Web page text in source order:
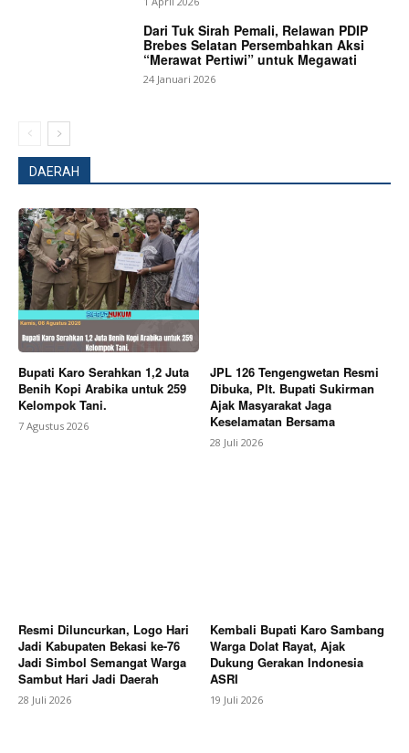
SUBSCRIBE NOW
Company
About
Contact us
Subscription Plans
My account
Bagikan Artikel
Berita Lainnya Pemkab Karo Sambangi Warga
Kecamatan Kutabuluh Gotong Royong Dan Serahkan
Berbagai Bantuan
Dari Tuk Sirah Pemali, Relawan PDIP
Brebes Selatan Persembahkan Aksi
“Merawat Pertiwi” untuk Megawati
24 Januari 2026
DAERAH
Bupati Karo Serahkan 1,2 Juta
Benih Kopi Arabika untuk 259
Kelompok Tani.
7 Agustus 2026
JPL 126 Tengengwetan Resmi
Dibuka, Plt. Bupati Sukirman
Ajak Masyarakat Jaga
Keselamatan Bersama
28 Juli 2026
Resmi Diluncurkan, Logo Hari
Jadi Kabupaten Bekasi ke-76
Jadi Simbol Semangat Warga
Sambut Hari Jadi Daerah
28 Juli 2026
Kembali Bupati Karo Sambang
Warga Dolat Rayat, Ajak
Dukung Gerakan Indonesia
ASRI
19 Juli 2026